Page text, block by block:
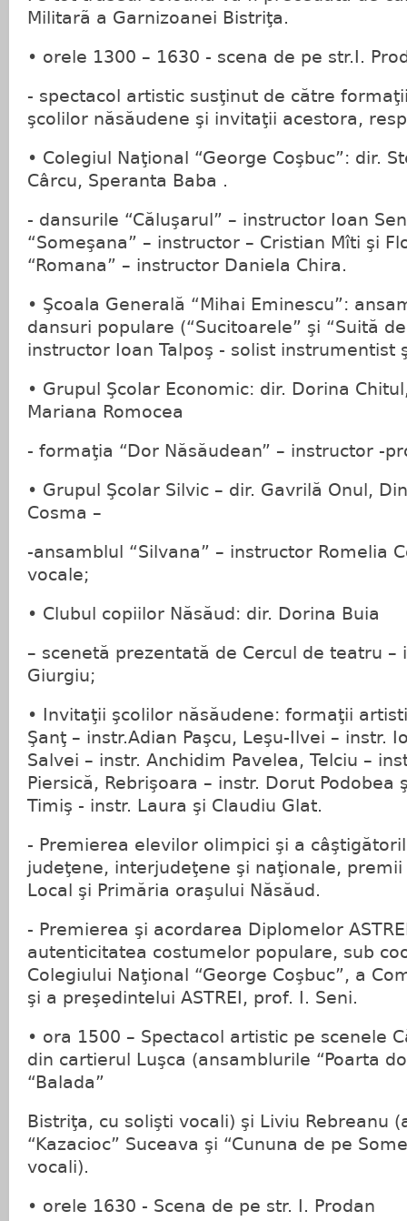
Militarã a Garnizoanei Bistriţa.
• orele 1300 – 1630 - scena de pe str.I.
- spectacol artistic susţinut de către
şcolilor năsăudene şi invitaţii acestora,
• Colegiul Naţional “George Coşbuc”: dir.
Cârcu, Speranta Baba .
- dansurile “Căluşarul” – instructor Ioan
“Someşana” – instructor – Cristian Mîti şi
“Romana” – instructor Daniela Chira.
• Şcoala Generală “Mihai Eminescu”:
dansuri populare (“Sucitoarele” şi “Suită
instructor Ioan Talpoş - solist instrumentist
• Grupul Şcolar Economic: dir. Dorina
Mariana Romocea
- formaţia “Dor Năsăudean” – instructor -
• Grupul Şcolar Silvic – dir. Gavrilă Onul,
Cosma –
-ansamblul “Silvana” – instructor Romelia
vocale;
• Clubul copiilor Năsăud: dir. Dorina Buia
– scenetă prezentată de Cercul de teatru –
Giurgiu;
• Invitaţii şcolilor năsăudene: formaţii
Şanţ – instr.Adian Paşcu, Leşu-Ilvei – instr.
Salvei – instr. Anchidim Pavelea, Telciu –
Piersică, Rebrişoara – instr. Dorut Podobea
Timiş - instr. Laura şi Claudiu Glat.
- Premierea elevilor olimpici şi a
judeţene, interjudeţene şi naţionale,
Local şi Primăria oraşului Năsăud.
- Premierea şi acordarea Diplomelor
autenticitatea costumelor populare, sub
Colegiului Naţional “George Coşbuc”, a
şi a preşedintelui ASTREI, prof. I. Seni.
• ora 1500 – Spectacol artistic pe scenele
din cartierul Luşca (ansamblurile “Poarta
“Balada”
Bistriţa, cu solişti vocali) şi Liviu Rebreanu
“Kazacioc” Suceava şi “Cununa de pe
vocali).
• orele 1630 - Scena de pe str. I. Prodan